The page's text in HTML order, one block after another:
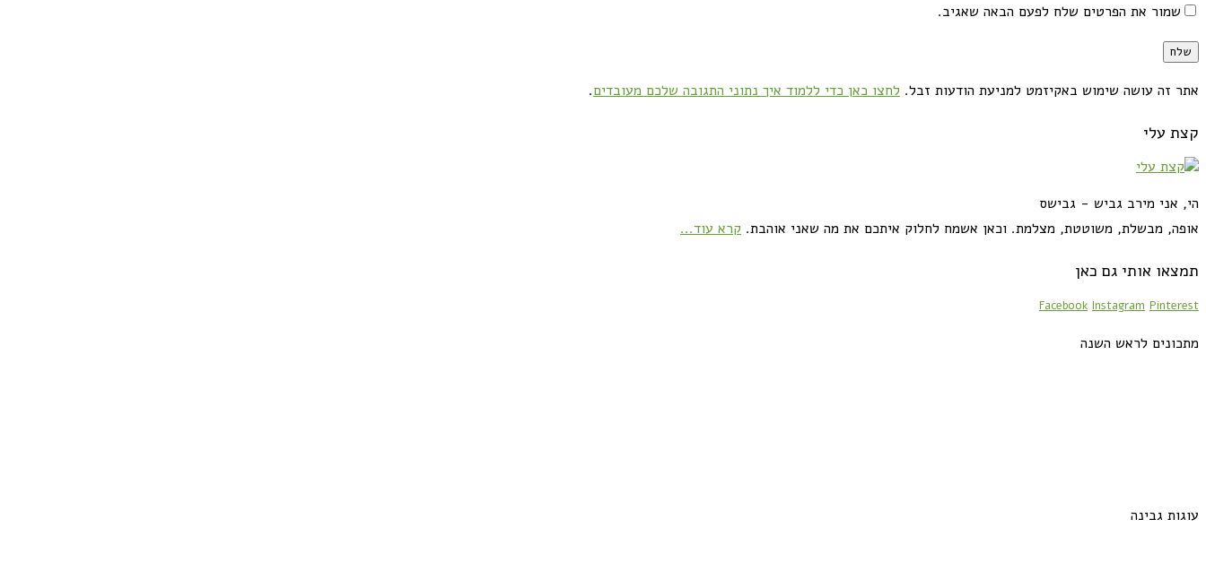
שמור את הפרטים שלח לפעם הבאה שאגיב.
אתר זה עושה שימוש באקיזמט למניעת הודעות זבל. לחצו כאן כדי ללמוד איך נתוני התגובה שלכם מעובדים.
קצת עלי
הי, אני מירב גביש - גבישס
אופה, מבשלת, משוטטת, מצלמת. וכאן אשמח לחלוק איתכם את מה שאני אוהבת. קרא עוד...
תמצאו אותי גם כאן
Facebook Instagram Pinterest
מתכונים לראש השנה
עוגות גבינה